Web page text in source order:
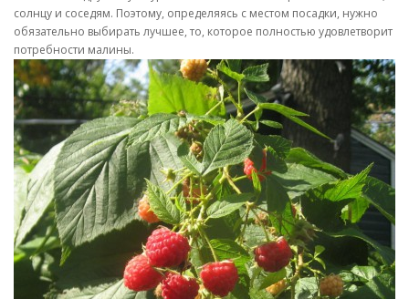
солнцу и соседям. Поэтому, определяясь с местом посадки, нужно
обязательно выбирать лучшее, то, которое полностью удовлетворит
потребности малины.